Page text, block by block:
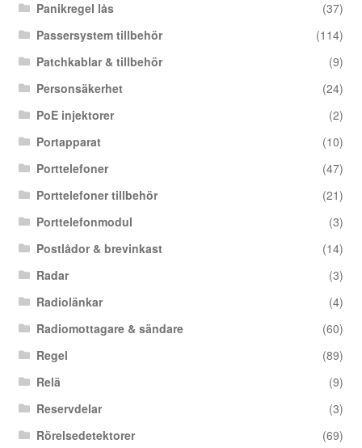
Panikregel lås
(37)
Passersystem tillbehör
(114)
Patchkablar & tillbehör
(9)
Personsäkerhet
(24)
PoE injektorer
(2)
Portapparat
(10)
Porttelefoner
(47)
Porttelefoner tillbehör
(21)
Porttelefonmodul
(3)
Postlådor & brevinkast
(14)
Radar
(3)
Radiolänkar
(4)
Radiomottagare & sändare
(60)
Regel
(89)
Relä
(9)
Reservdelar
(3)
Rörelsedetektorer
(69)